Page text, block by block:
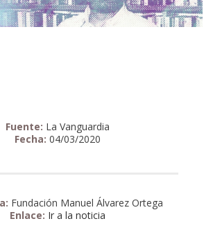
Fuente: La Vanguardia
Fecha: 04/03/2020
Fundación Manuel Álvarez Ortega
Enlace: Ir a la noticia